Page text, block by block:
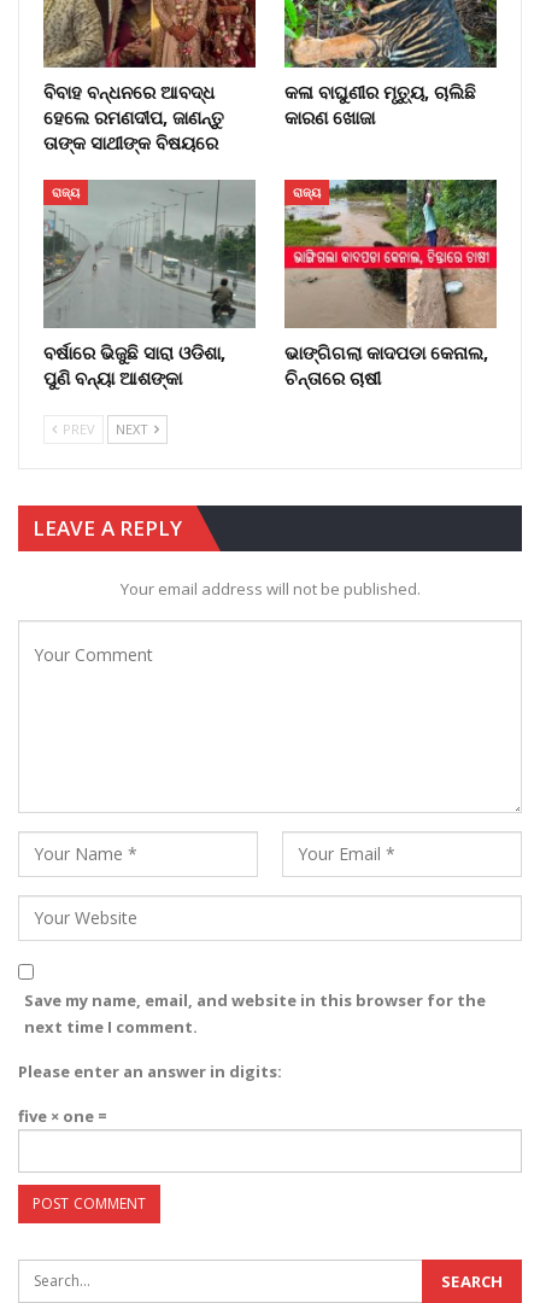
ବିବାହ ବନ୍ଧନରେ ଆବଦ୍ଧ
ହେଲେ ରମଣଦୀପ, ଜାଣନ୍ତୁ
ତାଙ୍କ ସାଥୀଙ୍କ ବିଷୟରେ
କଳା ବାଘୁଣୀର ମୃତ୍ୟୁ, ଚାଲିଛି
କାରଣ ଖୋଜା
ରାଜ୍ୟ
ବର୍ଷାରେ ଭିଜୁଛି ସାରା ଓଡିଶା,
ପୁଣି ବନ୍ୟା ଆଶଙ୍କା
ରାଜ୍ୟ
ଭାଙ୍ଗିଗଲା କାଦପଡା କେନାଲ,
ଚିନ୍ତାରେ ଚାଷୀ
PREV NEXT
LEAVE A REPLY
Your email address will not be published.
Save my name, email, and website in this browser for the
next time I comment.
Please enter an answer in digits:
five × one =